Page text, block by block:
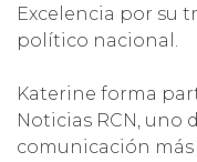
Excelencia por su
político nacional.
Katerine forma
Noticias RCN, uno
comunicación